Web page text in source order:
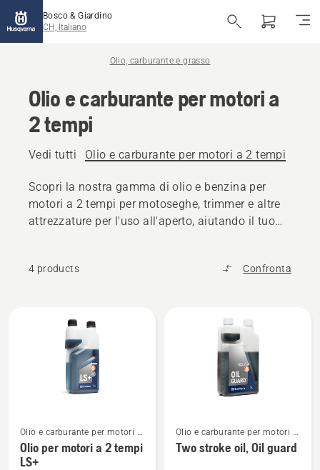
Bosco & Giardino
CH, Italiano
Olio, carburante e grasso
Olio e carburante per motori a
2 tempi
Vedi tutti Olio e carburante per motori a 2 tempi
Scopri la nostra gamma di olio e benzina per
motori a 2 tempi per motoseghe, trimmer e altre
attrezzature per l'uso all'aperto, aiutando il tuo
4 products Confronta
maggiori
dettagli
Olio e carburante per motori a
2 tempi
Olio per motori a 2 tempi
LS+
maggiori
dettagli
Olio e carburante per motori a
2 tempi
Two stroke oil, Oil guard